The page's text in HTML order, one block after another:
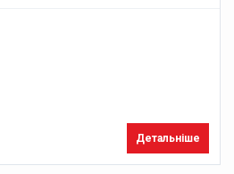
Детальніше